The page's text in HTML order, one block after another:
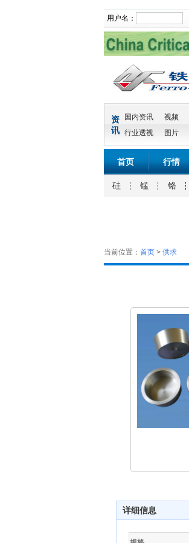
用户名：
资
讯
国内资讯 视频
行业透视
图片
首页 行情
硅 锰 铬
当前位置： 首页 > 供求
详细信息